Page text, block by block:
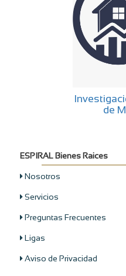
de
ESPIRAL Bienes Raices
Nosotros
Servicios
Preguntas Frecuentes
Ligas
Aviso de Privacidad